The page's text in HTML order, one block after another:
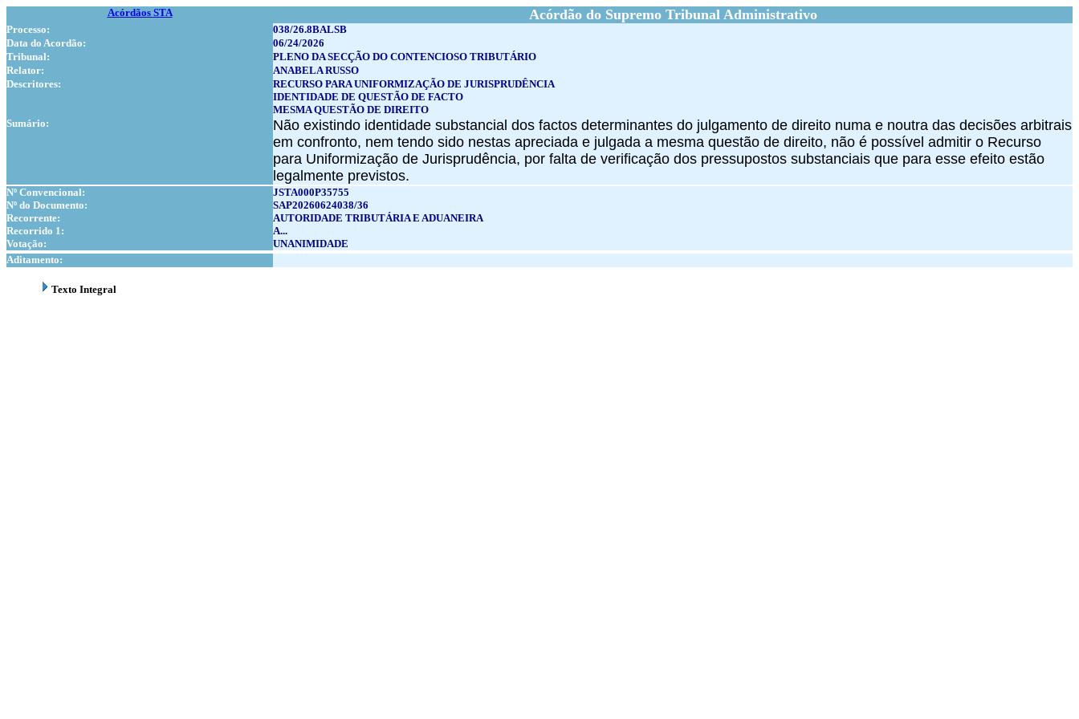
Acórdãos STA Acórdão do Supremo Tribunal Administrativo
Processo:
038/26.8BALSB
Data do Acordão:
06/24/2026
Tribunal:
PLENO DA SECÇÃO DO CONTENCIOSO TRIBUTÁRIO
Relator:
ANABELA RUSSO
Descritores:
RECURSO PARA UNIFORMIZAÇÃO DE JURISPRUDÊNCIA
IDENTIDADE DE QUESTÃO DE FACTO
MESMA QUESTÃO DE DIREITO
Sumário:
Não existindo identidade substancial dos factos determinantes do julgamento de direito numa e noutra das decisões arbitrais
em confronto, nem tendo sido nestas apreciada e julgada a mesma questão de direito, não é possível admitir o Recurso
para Uniformização de Jurisprudência, por falta de verificação dos pressupostos substanciais que para esse efeito estão
legalmente previstos.
Nº Convencional:
JSTA000P35755
Nº do Documento:
SAP20260624038/36
Recorrente:
AUTORIDADE TRIBUTÁRIA E ADUANEIRA
Recorrido 1:
A...
Votação:
UNANIMIDADE
Aditamento:
Texto Integral